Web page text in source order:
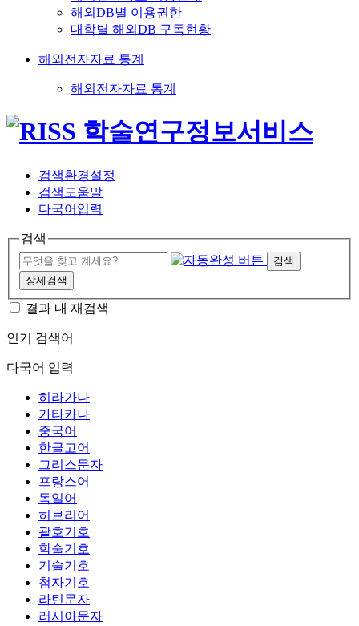
해외DB별 이용권한
대학별 해외DB 구독현황
해외전자자료 통계
해외전자자료 통계
검색환경설정
검색도움말
다국어입력
검색
검색
상세검색
결과 내 재검색
인기 검색어
다국어 입력
히라가나
가타카나
중국어
한글고어
그리스문자
프랑스어
독일어
히브리어
괄호기호
학술기호
기술기호
첨자기호
라틴문자
러시아문자